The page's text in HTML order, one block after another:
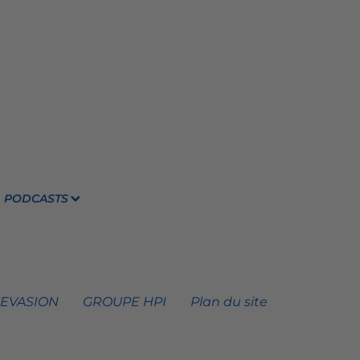
PODCASTS
GROUPE HPI Plan du site